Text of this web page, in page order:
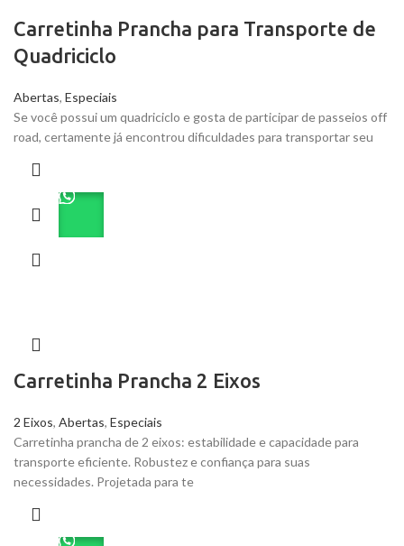
Carretinha Prancha para Transporte de
Quadriciclo
Abertas, Especiais
Se você possui um quadriciclo e gosta de participar de passeios off
road, certamente já encontrou dificuldades para transportar seu
Carretinha Prancha 2 Eixos
2 Eixos, Abertas, Especiais
Carretinha prancha de 2 eixos: estabilidade e capacidade para
transporte eficiente. Robustez e confiança para suas
necessidades. Projetada para te